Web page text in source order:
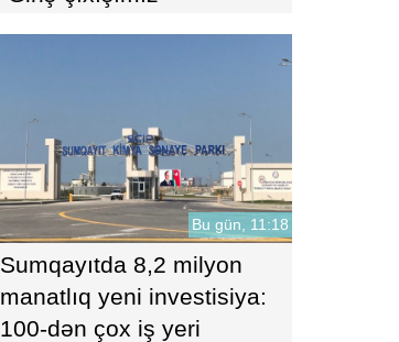
Bu gün, 11:18
Sumqayıtda 8,2 milyon
manatlıq yeni investisiya:
100-dən çox iş yeri